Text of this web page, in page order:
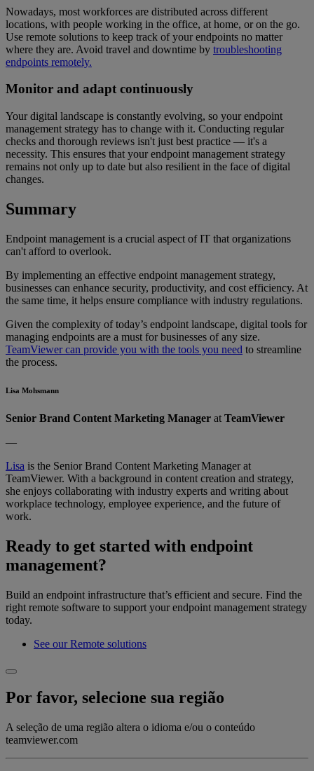
Nowadays, most workforces are distributed across different
locations, with people working in the office, at home, or on the go.
Use remote solutions to keep track of your endpoints no matter
where they are. Avoid travel and downtime by troubleshooting
endpoints remotely.
Monitor and adapt continuously
Your digital landscape is constantly evolving, so your endpoint
management strategy has to change with it. Conducting regular
checks and thorough reviews isn't just best practice — it's a
necessity. This ensures that your endpoint management strategy
remains not only up to date but also resilient in the face of digital
changes.
Summary
Endpoint management is a crucial aspect of IT that organizations
can't afford to overlook.
By implementing an effective endpoint management strategy,
businesses can enhance security, productivity, and cost efficiency. At
the same time, it helps ensure compliance with industry regulations.
Given the complexity of today’s endpoint landscape, digital tools for
managing endpoints are a must for businesses of any size.
TeamViewer can provide you with the tools you need to streamline
the process.
Lisa Mohsmann
Senior Brand Content Marketing Manager at TeamViewer
—
Lisa is the Senior Brand Content Marketing Manager at
TeamViewer. With a background in content creation and strategy,
she enjoys collaborating with industry experts and writing about
workplace technology, employee experience, and the future of
work.
Ready to get started with endpoint
management?
Build an endpoint infrastructure that’s efficient and secure. Find the
right remote software to support your endpoint management strategy
today.
See our Remote solutions
Por favor, selecione sua região
A seleção de uma região altera o idioma e/ou o conteúdo
teamviewer.com